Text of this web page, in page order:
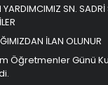
YARDIMCIMIZ SN. SADRİ
İLAN OLUNUR
Öğretmenler Günü